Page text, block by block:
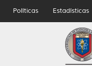
Políticas Estadísticas